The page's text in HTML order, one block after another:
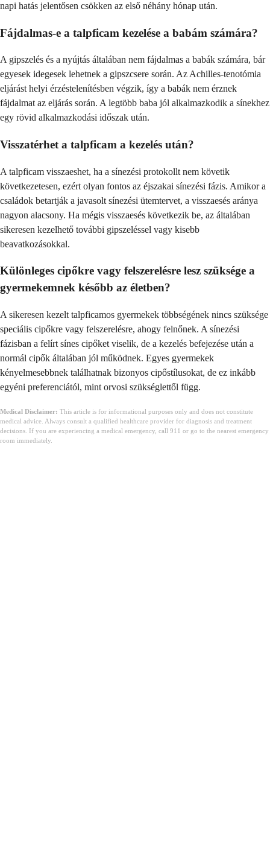
napi hatás jelentősen csökken az első néhány hónap után.
Fájdalmas-e a talpficam kezelése a babám számára?
A gipszelés és a nyújtás általában nem fájdalmas a babák számára, bár
egyesek idegesek lehetnek a gipszcsere során. Az Achilles-tenotómia
eljárást helyi érzéstelenítésben végzik, így a babák nem érznek
fájdalmat az eljárás során. A legtöbb baba jól alkalmazkodik a sínekhez
egy rövid alkalmazkodási időszak után.
Visszatérhet a talpficam a kezelés után?
A talpficam visszaeshet, ha a sínezési protokollt nem követik
következetesen, ezért olyan fontos az éjszakai sínezési fázis. Amikor a
családok betartják a javasolt sínezési ütemtervet, a visszaesés aránya
nagyon alacsony. Ha mégis visszaesés következik be, az általában
sikeresen kezelhető további gipszeléssel vagy kisebb
beavatkozásokkal.
Különleges cipőkre vagy felszerelésre lesz szüksége a
gyermekemnek később az életben?
A sikeresen kezelt talpficamos gyermekek többségének nincs szüksége
speciális cipőkre vagy felszerelésre, ahogy felnőnek. A sínezési
fázisban a felírt sínes cipőket viselik, de a kezelés befejezése után a
normál cipők általában jól működnek. Egyes gyermekek
kényelmesebbnek találhatnak bizonyos cipőstílusokat, de ez inkább
egyéni preferenciától, mint orvosi szükséglettől függ.
Medical Disclaimer: This article is for informational purposes only and does not constitute
medical advice. Always consult a qualified healthcare provider for diagnosis and treatment
decisions. If you are experiencing a medical emergency, call 911 or go to the nearest emergency
room immediately.